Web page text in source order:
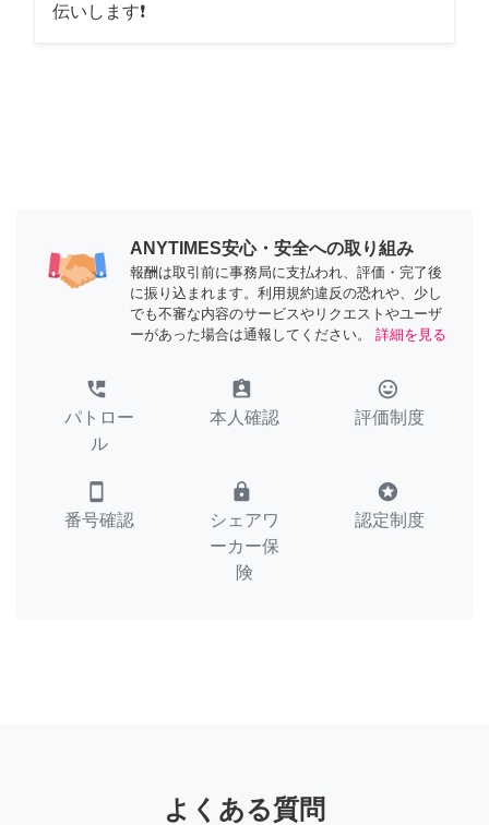
伝いします❗
ANYTIMES安心・安全への取り組み
報酬は取引前に事務局に支払われ、評価・完了後
に振り込まれます。利用規約違反の恐れや、少し
でも不審な内容のサービスやリクエストやユーザ
ーがあった場合は通報してください。
詳細を見る
perm_phone_msg
パトロー
ル
assignment_ind
本人確認
tag_faces
評価制度
smartphone
番号確認
lock
シェアワ
ーカー保
険
stars
認定制度
よくある質問